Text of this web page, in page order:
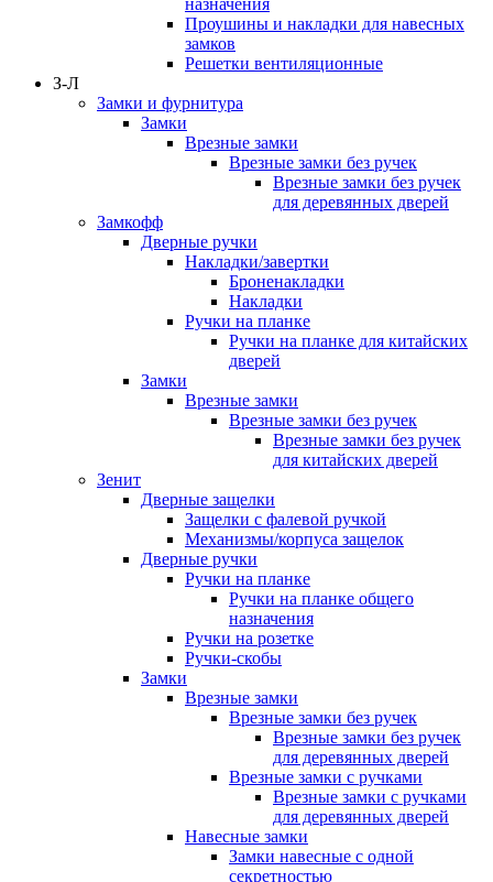
назначения
Проушины и накладки для навесных
замков
Решетки вентиляционные
З-Л
Замки и фурнитура
Замки
Врезные замки
Врезные замки без ручек
Врезные замки без ручек
для деревянных дверей
Замкофф
Дверные ручки
Накладки/завертки
Броненакладки
Накладки
Ручки на планке
Ручки на планке для китайских
дверей
Замки
Врезные замки
Врезные замки без ручек
Врезные замки без ручек
для китайских дверей
Зенит
Дверные защелки
Защелки с фалевой ручкой
Механизмы/корпуса защелок
Дверные ручки
Ручки на планке
Ручки на планке общего
назначения
Ручки на розетке
Ручки-скобы
Замки
Врезные замки
Врезные замки без ручек
Врезные замки без ручек
для деревянных дверей
Врезные замки с ручками
Врезные замки с ручками
для деревянных дверей
Навесные замки
Замки навесные с одной
секретностью